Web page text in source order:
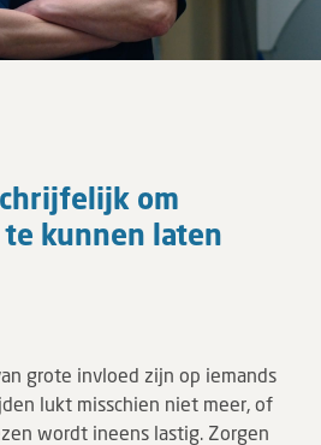
om
kunnen laten
grote invloed zijn op iemands
lukt misschien niet meer, of
wordt ineens lastig. Zorgen